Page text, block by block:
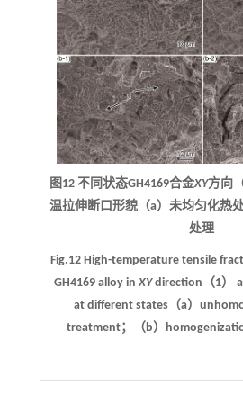
图12 不同状态GH4169合金XY方向
温拉伸断口形貌（a）未均匀化热
处理
Fig.12 High-temperature tensile
GH4169 alloy inXYdirection（1）
at different states（a）
treatment；（b）